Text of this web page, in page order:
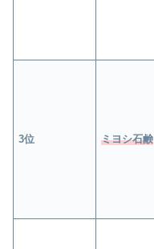
3位 ミヨシ石鹸